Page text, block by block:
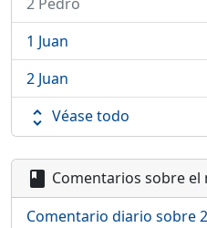
1 Juan
2 Juan
unfold_more Véase todo
book
Comentarios sobre
Comentario diario sobre